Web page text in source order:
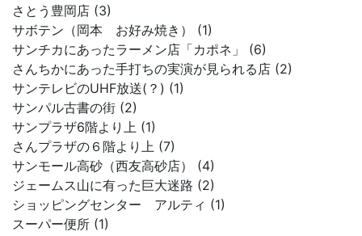
さとう豊岡店 (3)
サボテン（岡本 お好み焼き） (1)
サンチカにあったラーメン店「カポネ」 (6)
さんちかにあった手打ちの実演が見られる店 (2)
サンテレビのUHF放送(？) (1)
サンパル古書の街 (2)
サンプラザ6階より上 (1)
さんプラザの６階より上 (7)
サンモール高砂（西友高砂店） (4)
ジェームス山に有った巨大迷路 (2)
ショッピングセンター アルティ (1)
スーパー便所 (1)